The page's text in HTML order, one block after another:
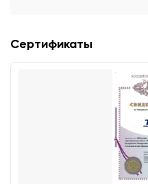
Сертификаты